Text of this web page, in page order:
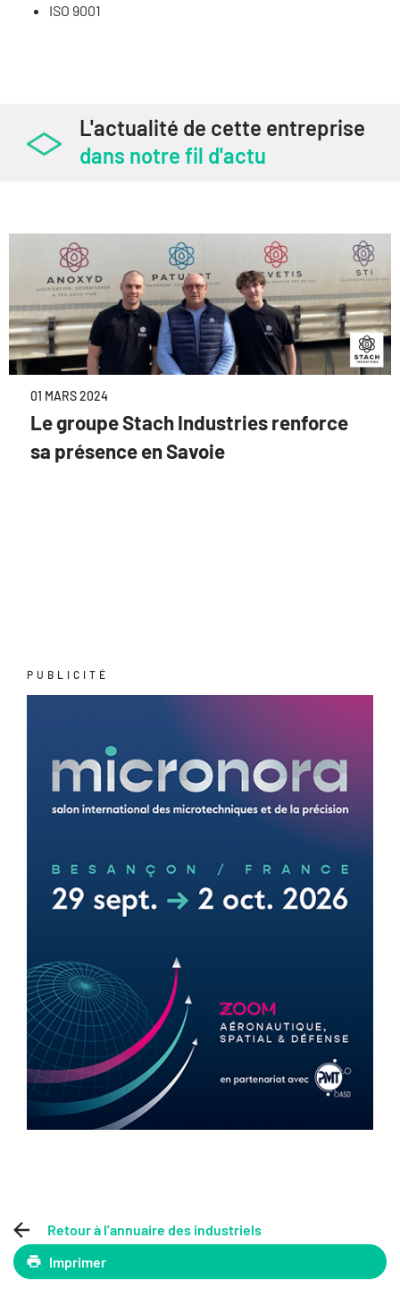
ISO 9001
L'actualité de cette entreprise
dans notre fil d'actu
01 MARS 2024
Le groupe Stach Industries renforce
sa présence en Savoie
PUBLICITÉ
Retour à l’annuaire des industriels
Imprimer